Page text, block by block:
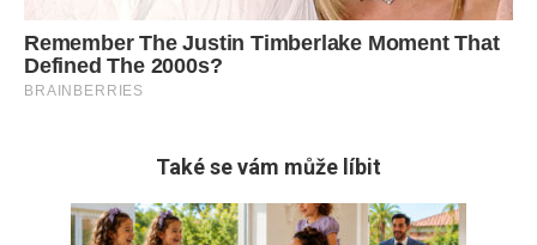
Také se vám může líbit